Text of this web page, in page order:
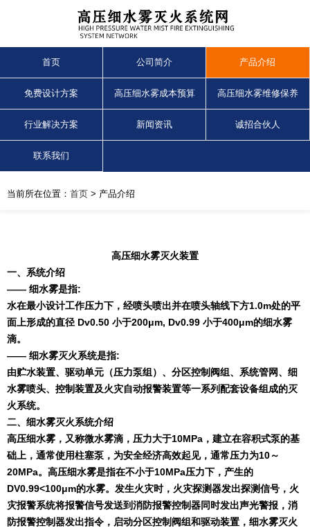
首页 公司简介 产品介绍
免费设计方案 高压细水雾成本预算 高压细水雾维修保养
行业解决方案 新闻资讯 诚招合伙人
联系我们
当前所在位置： 首页 > 产品介绍
高压细水雾灭火装置
一、系统介绍
—— 细水雾是指:
水在最小设计工作压力下，经喷头喷出并在喷头轴线下方1.0m处的平
面上形成的直径 Dv0.50 小于200μm, Dv0.99 小于400μm的细水雾
滴。
—— 细水雾灭火系统是指:
由贮水装置、驱动单元（压力泵组）、分区控制阀组、系统管网、细
水雾喷头、控制装置及火灾自动报警装置等一系列配套设备组成的灭
火系统。
二、 细水雾灭火系统介绍
高压细水雾，又称微水雾滴，压力大于10MPa ，建立在容积式泵的基
础上，通常使用柱塞泵，为安全经济高效起见，通常压力为10～
20MPa。高压细水雾是指在不小于10MPa压力下，产生的
DV0.99<100μm的水雾。发生火灾时，火灾探测器发出探测信号，火
灾报警系统将报警信号发送到消防报警控制器同时发出声光警报，消
防报警控制器发出指令，启动分区控制阀组和驱动装置，细水雾灭火